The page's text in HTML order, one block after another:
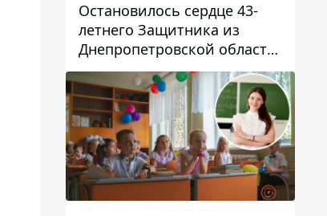
Остановилось сердце 43-
летнего Защитника из
Днепропетровской области
Евгения Зинченко